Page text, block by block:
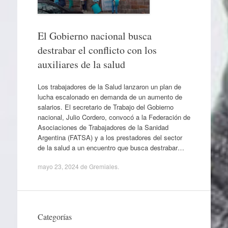
El Gobierno nacional busca
destrabar el conflicto con los
auxiliares de la salud
Los trabajadores de la Salud lanzaron un plan de
lucha escalonado en demanda de un aumento de
salarios. El secretario de Trabajo del Gobierno
nacional, Julio Cordero, convocó a la Federación de
Asociaciones de Trabajadores de la Sanidad
Argentina (FATSA) y a los prestadores del sector
de la salud a un encuentro que busca destrabar…
mayo 23, 2024 de Gremiales.
Categorías